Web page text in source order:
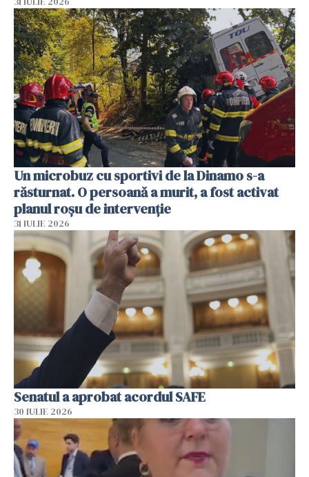
Un microbuz cu sportivi de la Dinamo s-a
răsturnat. O persoană a murit, a fost activat
planul roșu de intervenție
31 IULIE 2026
Senatul a aprobat acordul SAFE
30 IULIE 2026